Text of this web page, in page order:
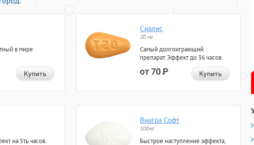
в мире
Купить
Сиалис
20 мг
Самый долгоиграющий
препарат. Эффект до 36 часов.
от 70Р Купить
на 5ть часов.
Виагра Софт
100мг
Быстрое наступление эффекта,